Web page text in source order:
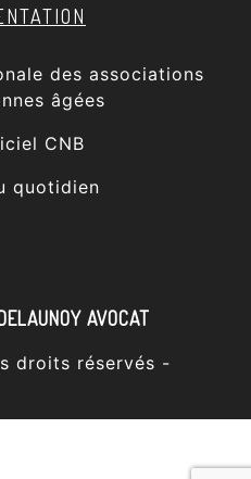
des associations
âgées
CNB
quotidien
AVOCAT
droits réservés -